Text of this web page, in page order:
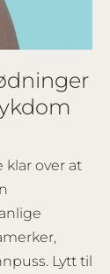
over at
Lytt til